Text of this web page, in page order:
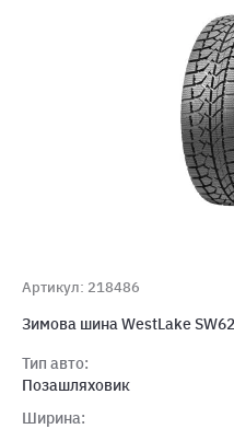
Артикул: 218486
Зимова шина WestLake
Тип авто:
Позашляховик
Ширина: